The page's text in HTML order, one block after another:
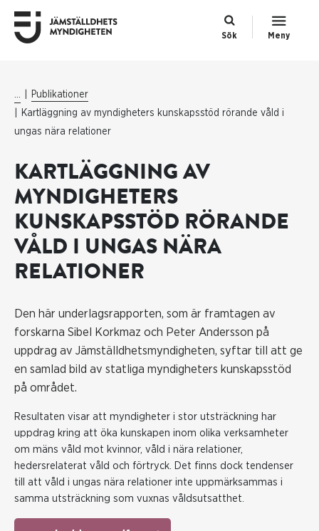
Sök Meny
...
Publikationer
Kartläggning av myndigheters kunskapsstöd rörande våld i
ungas nära relationer
KARTLÄGGNING AV
MYNDIGHETERS
KUNSKAPSSTÖD RÖRANDE
VÅLD I UNGAS NÄRA
RELATIONER
Den här underlagsrapporten, som är framtagen av
forskarna Sibel Korkmaz och Peter Andersson på
uppdrag av Jämställdhetsmyndigheten, syftar till att ge
en samlad bild av statliga myndigheters kunskapsstöd
på området.
Resultaten visar att myndigheter i stor utsträckning har
uppdrag kring att öka kunskapen inom olika verksamheter
om mäns våld mot kvinnor, våld i nära relationer,
hedersrelaterat våld och förtryck. Det finns dock tendenser
till att våld i ungas nära relationer inte uppmärksammas i
samma utsträckning som vuxnas våldsutsatthet.